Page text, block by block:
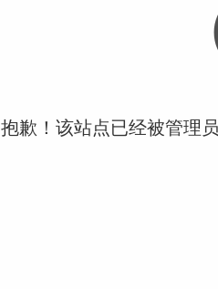
抱歉！该站点已经被管理